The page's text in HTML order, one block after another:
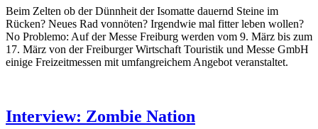
Beim Zelten ob der Dünnheit der Isomatte dauernd Steine im
Rücken? Neues Rad vonnöten? Irgendwie mal fitter leben wollen?
No Problemo: Auf der Messe Freiburg werden vom 9. März bis zum
17. März von der Freiburger Wirtschaft Touristik und Messe GmbH
einige Freizeitmessen mit umfangreichem Angebot veranstaltet.
Interview: Zombie Nation